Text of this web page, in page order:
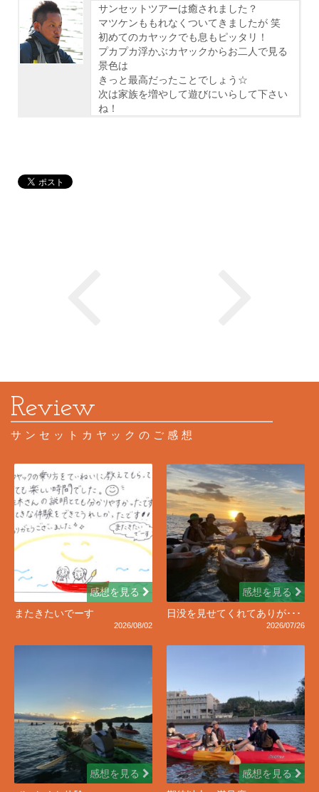
サンセットツアーは癒されました？
マツケンももれなくついてきましたが 笑
初めてのカヤックでも息もピッタリ！
プカプカ浮かぶカヤックからお二人で見る
景色は
きっと最高だったことでしょう☆
次は家族を増やして遊びにいらして下さい
ね！
サンセットカヤックのご感想
感想を見る
またきたいでーす
2026/08/02
感想を見る
日没を見せてくれてありが･･･
2026/07/26
感想を見る
感想を見る